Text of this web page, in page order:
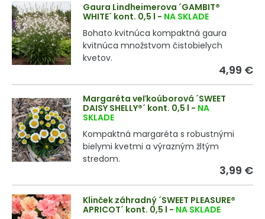
Gaura Lindheimerova ´GAMBIT®
WHITE´ kont. 0,5 l - NA SKLADE
Bohato kvitnúca kompaktná gaura
kvitnúca množstvom čistobielych
kvetov.
4,99 €
Margaréta veľkoúborová ´SWEET
DAISY SHELLY®´ kont. 0,5 l - NA
SKLADE
Kompaktná margaréta s robustnými
bielymi kvetmi a výrazným žltým
stredom.
3,99 €
Klinček záhradný ´SWEET PLEASURE®
APRICOT´ kont. 0,5 l - NA SKLADE